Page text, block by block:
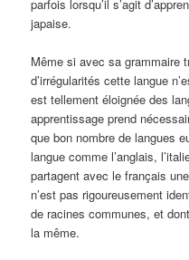
parfois lorsqu’il s’agit
japaise.
Même si avec sa grammaire
d’irrégularités cette langue
est tellement éloignée des
apprentissage prend
que bon nombre de langues
langue comme l’anglais,
partagent avec le français
n’est pas rigoureusement
de racines communes, et
la même.